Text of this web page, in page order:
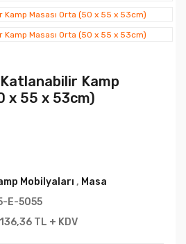
Kamp
x 55 x 53cm)
Mobilyaları , Masa
E-5055
TL + KDV